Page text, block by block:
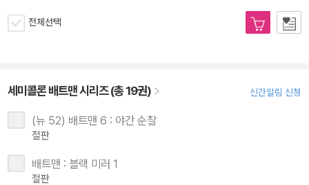
전체선택
세미콜론 배트맨 시리즈 (총 19권) 신간알림 신청
(뉴 52) 배트맨 6 : 야간 순찰
절판
배트맨 : 블랙 미러 1
절판